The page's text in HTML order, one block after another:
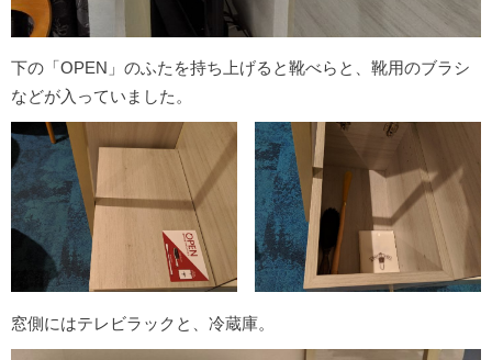
下の「OPEN」のふたを持ち上げると靴べらと、靴用のブラシ
などが入っていました。
窓側にはテレビラックと、冷蔵庫。